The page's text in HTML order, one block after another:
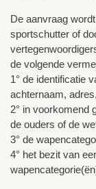
De aanvraag
sportschutter of
de volgende
1° de identificatie
achternaam,
2° in voorkomend
de ouders of de
3° de
4° het bezit van